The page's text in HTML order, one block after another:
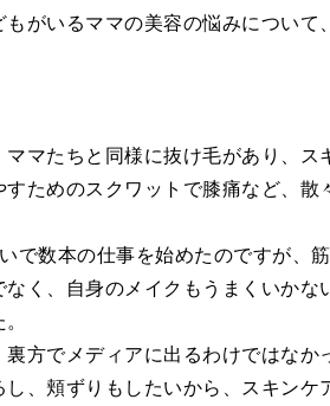
がいるママの美容の悩みについ
ママたちと同様に抜け毛があり、
ためのスクワットで膝痛など、散
で数本の仕事を始めたのですが、
く、自身のメイクもうまくいか
方でメディアに出るわけではな
、頬ずりもしたいから、スキン